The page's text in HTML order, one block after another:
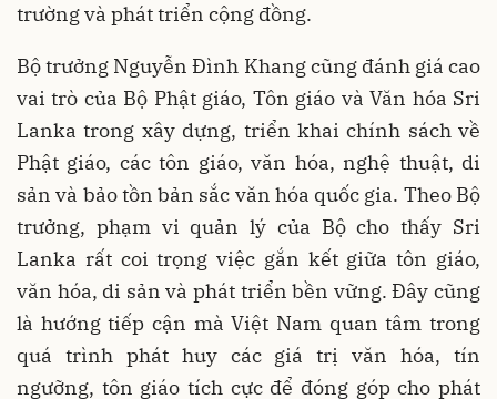
trường và phát triển cộng đồng.
Bộ trưởng Nguyễn Đình Khang cũng đánh giá cao
vai trò của Bộ Phật giáo, Tôn giáo và Văn hóa Sri
Lanka trong xây dựng, triển khai chính sách về
Phật giáo, các tôn giáo, văn hóa, nghệ thuật, di
sản và bảo tồn bản sắc văn hóa quốc gia. Theo Bộ
trưởng, phạm vi quản lý của Bộ cho thấy Sri
Lanka rất coi trọng việc gắn kết giữa tôn giáo,
văn hóa, di sản và phát triển bền vững. Đây cũng
là hướng tiếp cận mà Việt Nam quan tâm trong
quá trình phát huy các giá trị văn hóa, tín
ngưỡng, tôn giáo tích cực để đóng góp cho phát